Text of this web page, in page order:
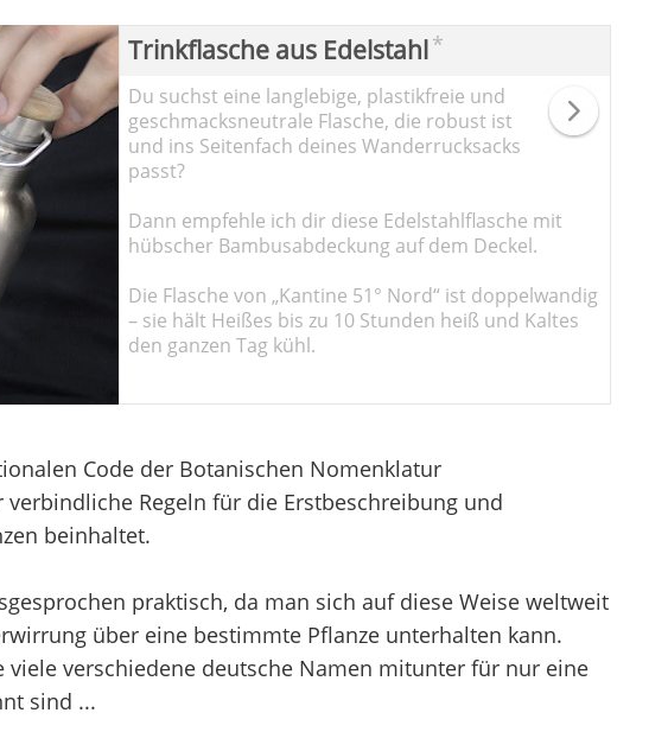
Trinkflasche aus Edelstahl*
Du suchst eine langlebige, plastikfreie und
geschmacksneutrale Flasche, die robust ist
und ins Seitenfach deines Wanderrucksacks
passt?
Dann empfehle ich dir diese Edelstahlflasche mit
hübscher Bambusabdeckung auf dem Deckel.
Die Flasche von „Kantine 51° Nord“ ist doppelwandig
– sie hält Heißes bis zu 10 Stunden heiß und Kaltes
den ganzen Tag kühl.
Code der Botanischen Nomenklatur
verbindliche Regeln für die Erstbeschreibung und
beinhaltet.
praktisch, da man sich auf diese Weise weltweit
über eine bestimmte Pflanze unterhalten kann.
viele verschiedene deutsche Namen mitunter für nur eine
sind ...